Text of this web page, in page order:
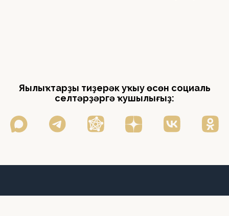
Яңылыҡтарҙы тиҙерәк уҡыу өсөн социаль
селтәрҙәргә ҡушылығыҙ: